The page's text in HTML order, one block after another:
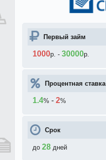
Первый займ
1000р. - 30000р.
Процентная ставка
1.4% - 2%
Срок
до 28 дней